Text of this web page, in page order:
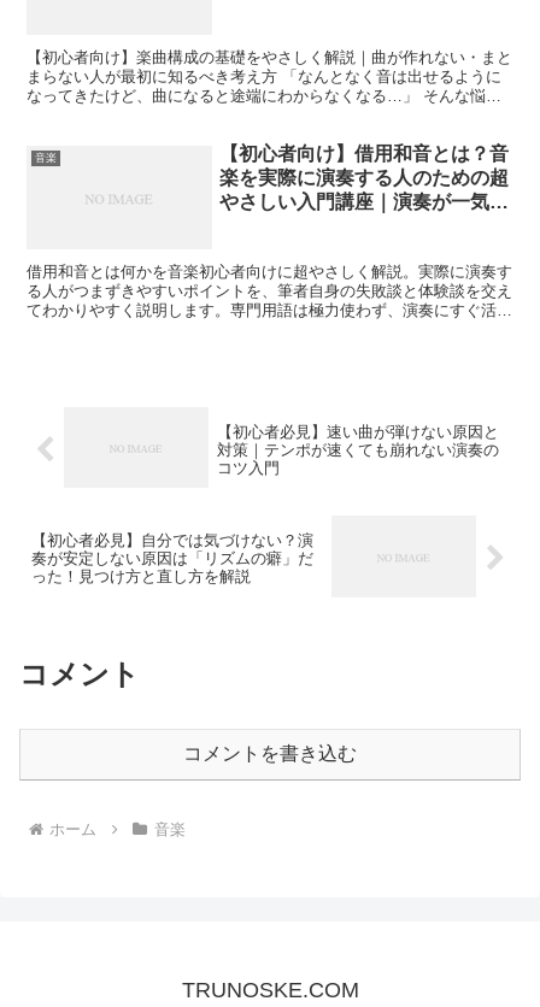
【初心者向け】楽曲構成の基礎をやさしく解説｜曲が作れない・まと
まらない人が最初に知るべき考え方 「なんとなく音は出せるように
なってきたけど、曲になると途端にわからなくなる…」 そんな悩み
音楽
【初心者向け】借用和音とは？音
楽を実際に演奏する人のための超
やさしい入門講座｜演奏が一気に
借用和音とは何かを音楽初心者向けに超やさしく解説。実際に演奏す
る人がつまずきやすいポイントを、筆者自身の失敗談と体験談を交え
てわかりやすく説明します。専門用語は極力使わず、演奏にすぐ活か
【初心者必見】速い曲が弾けない原因と
対策｜テンポが速くても崩れない演奏の
コツ入門
【初心者必見】自分では気づけない？演
奏が安定しない原因は「リズムの癖」だ
った！見つけ方と直し方を解説
コメント
コメントを書き込む
ホーム 音楽
TRUNOSKE.COM